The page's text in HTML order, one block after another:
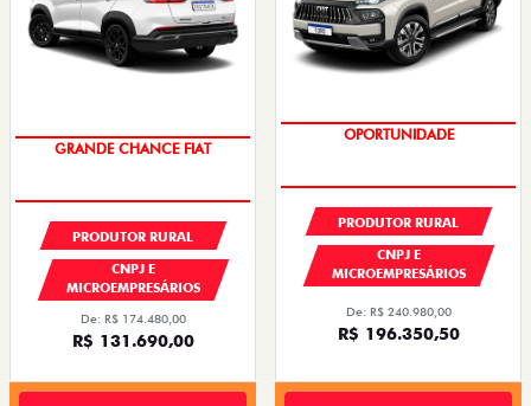
OPORTUNIDADE
PRODUTOR RURAL
CNPJ E
MICROEMPRESÁRIOS
De: R$ 174.480,00
R$ 131.690,00
GRANDE CHANCE FIAT
PRODUTOR RURAL
CNPJ E
MICROEMPRESÁRIOS
De: R$ 240.980,00
R$ 196.350,50